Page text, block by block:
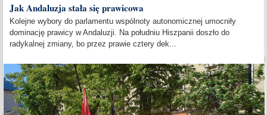
Jak Andaluzja stała się prawicowa
Kolejne wybory do parlamentu wspólnoty autonomicznej umocniły
dominację prawicy w Andaluzji. Na południu Hiszpanii doszło do
radykalnej zmiany, bo przez prawie cztery dek...